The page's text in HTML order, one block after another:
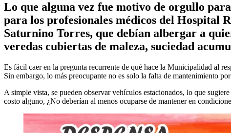
Lo que alguna vez fue motivo de orgullo
para los profesionales médicos del Hospital
Saturnino Torres, que debían albergar a
veredas cubiertas de maleza, suciedad
Es fácil caer en la pregunta recurrente de qué hace la Municipalidad al
Sin embargo, lo más preocupante no es solo la falta de mantenimiento
A simple vista, se pueden observar vehículos estacionados, lo que
costo alguno, ¿No deberían al menos ocuparse de mantener en